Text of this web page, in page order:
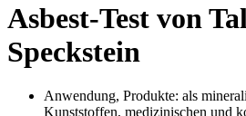
Asbest-Test von
Speckstein
Anwendung, Produkte: als
Kunststoffen, medizinischen und